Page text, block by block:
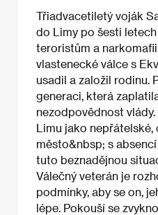
Třiadvacetiletý voják
do Limy po šesti
teroristům a narkomafii
vlastenecké válce s
usadil a založil rodinu.
generaci, která
nezodpovědnost
Limu jako
město&nbsp; s
tuto beznadějnou
Válečný veterán je
podmínky, aby se on,
lépe. Pokouší se